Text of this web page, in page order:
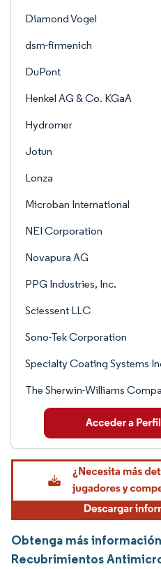
Diamond Vogel
dsm-firmenich
DuPont
Henkel AG & Co. KGaA
Hydromer
Jotun
Lonza
Microban International
NEI Corporation
Novapura AG
PPG Industries, Inc.
Sciessent LLC
Sono-Tek Corporation
Specialty Coating Systems
The Sherwin-Williams
Obtenga más
Recubrimientos